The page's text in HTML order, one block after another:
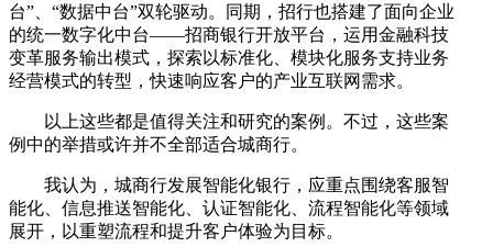
台”、“数据中台”双轮驱动。同期，招行也搭建了面向企业
的统一数字化中台——招商银行开放平台，运用金融科技
变革服务输出模式，探索以标准化、模块化服务支持业务
经营模式的转型，快速响应客户的产业互联网需求。
以上这些都是值得关注和研究的案例。不过，这些案
例中的举措或许并不全部适合城商行。
我认为，城商行发展智能化银行，应重点围绕客服智
能化、信息推送智能化、认证智能化、流程智能化等领域
展开，以重塑流程和提升客户体验为目标。